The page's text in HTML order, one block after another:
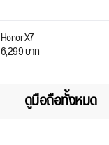
Honor X7
6,299 บาท
ดูมือถือทั้งหมด